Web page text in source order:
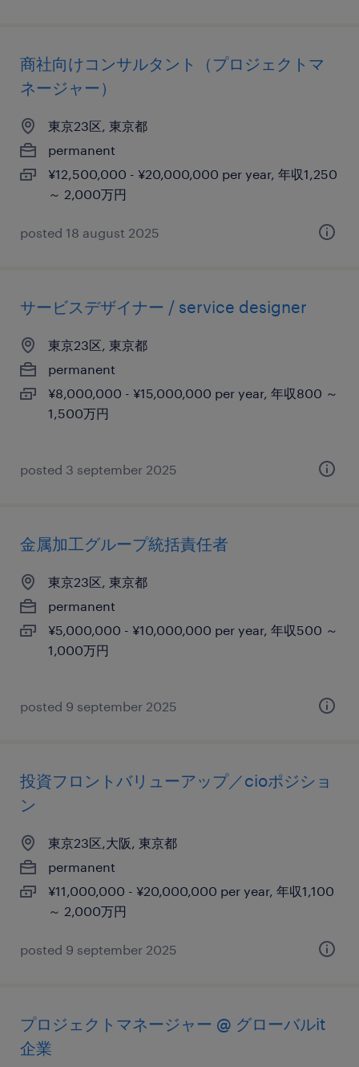
商社向けコンサルタント（プロジェクトマ
ネージャー）
東京23区, 東京都
permanent
¥12,500,000 - ¥20,000,000 per year, 年収1,250
～ 2,000万円
posted 18 august 2025
サービスデザイナー / service designer
東京23区, 東京都
permanent
¥8,000,000 - ¥15,000,000 per year, 年収800 ～
1,500万円
posted 3 september 2025
金属加工グループ統括責任者
東京23区, 東京都
permanent
¥5,000,000 - ¥10,000,000 per year, 年収500 ～
1,000万円
posted 9 september 2025
投資フロントバリューアップ／cioポジショ
ン
東京23区,大阪, 東京都
permanent
¥11,000,000 - ¥20,000,000 per year, 年収1,100
～ 2,000万円
posted 9 september 2025
プロジェクトマネージャー @ グローバルit
企業